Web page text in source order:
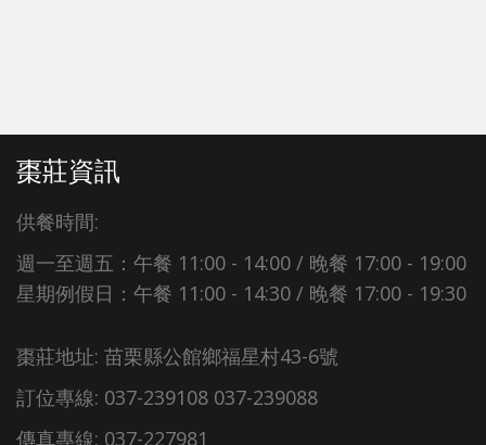
棗莊資訊
供餐時間:
週一至週五：午餐 11:00 - 14:00 / 晚餐 17:00 - 19:00
星期例假日：午餐 11:00 - 14:30 / 晚餐 17:00 - 19:30
棗莊地址: 苗栗縣公館鄉福星村43-6號
訂位專線: 037-239108 037-239088
傳真專線: 037-227981